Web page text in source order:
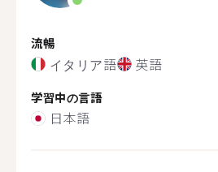
流暢
イタリア語 英語
学習中の言語
日本語